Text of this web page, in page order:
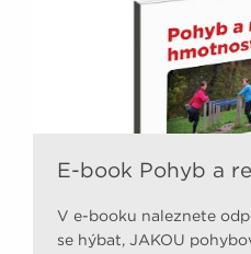
E-book Pohyb a
V e-booku naleznete
se hýbat, JAKOU